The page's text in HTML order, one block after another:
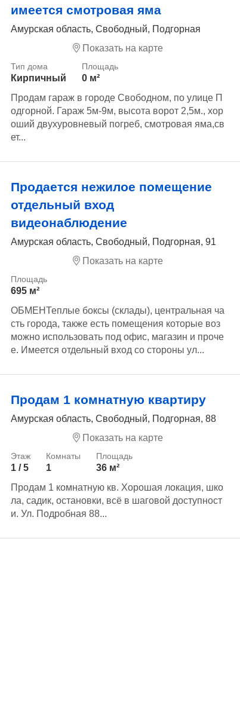
имеется смотровая яма
Амурская область, Свободный, Подгорная
Показать на карте
Кирпичный
0 м²
Продам гараж в городе Свободном, по улице П
одгорной. Гараж 5м-9м, высота ворот 2,5м., хор
оший двухуровневый погреб, смотровая яма,св
ет...
Продается нежилое помещение
отдельный вход
видеонаблюдение
Амурская область, Свободный, Подгорная, 91
Показать на карте
695 м²
ОБМЕНТеплые боксы (склады), центральная ча
сть города, также есть помещения которые воз
можно использовать под офис, магазин и проче
е. Имеется отдельный вход со стороны ул...
Продам 1 комнатную квартиру
Амурская область, Свободный, Подгорная, 88
Показать на карте
1 / 5 1
36 м²
Продам 1 комнатную кв. Хорошая локация, шко
ла, садик, остановки, всё в шаговой доступност
и. Ул. Подробная 88...